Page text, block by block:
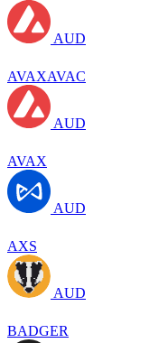
AUD
AVAXAVAC
AUD
AVAX
AUD
AXS
AUD
BADGER